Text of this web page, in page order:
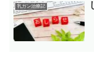
乳ガン治療記